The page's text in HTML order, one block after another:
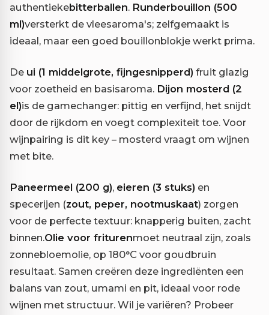
authentiekebitterballen. Runderbouillon (500
ml)versterkt de vleesaroma's; zelfgemaakt is
ideaal, maar een goed bouillonblokje werkt prima.
De ui (1 middelgrote, fijngesnipperd) fruit glazig
voor zoetheid en basisaroma. Dijon mosterd (2
el)is de gamechanger: pittig en verfijnd, het snijdt
door de rijkdom en voegt complexiteit toe. Voor
wijnpairing is dit key – mosterd vraagt om wijnen
met bite.
Paneermeel (200 g), eieren (3 stuks) en
specerijen (zout, peper, nootmuskaat) zorgen
voor de perfecte textuur: knapperig buiten, zacht
binnen.Olie voor friturenmoet neutraal zijn, zoals
zonnebloemolie, op 180°C voor goudbruin
resultaat. Samen creëren deze ingrediënten een
balans van zout, umami en pit, ideaal voor rode
wijnen met structuur. Wil je variëren? Probeer